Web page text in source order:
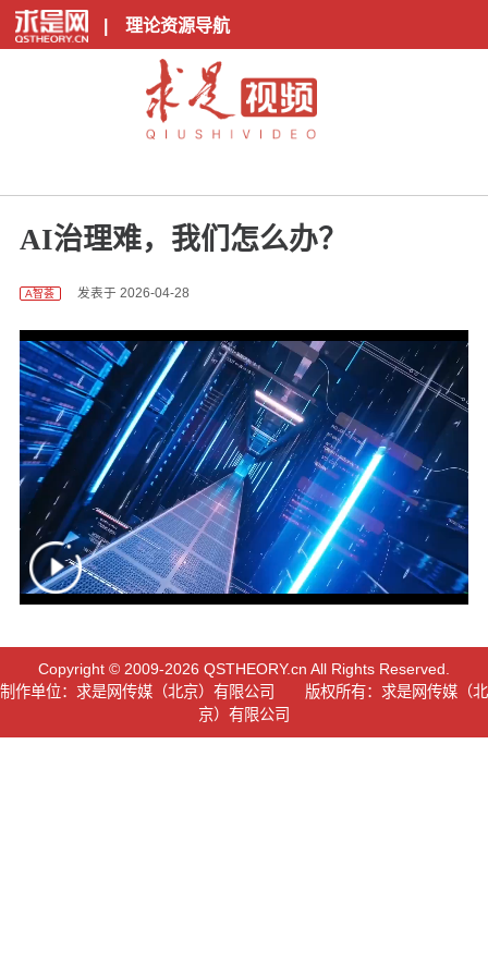
| 理论资源导航
AI治理难，我们怎么办？
A智荟 发表于 2026-04-28
Copyright © 2009-2026 QSTHEORY.cn All Rights Reserved.
制作单位：求是网传媒（北京）有限公司 版权所有：求是网传媒（北
京）有限公司